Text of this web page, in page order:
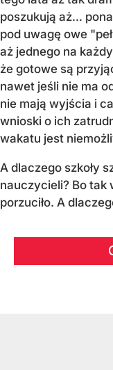
poszukują aż…
pod uwagę owe
aż jednego na
że gotowe są
nawet jeśli nie ma
nie mają wyjścia i
wnioski o ich
wakatu jest
A dlaczego szkoły
nauczycieli? Bo tak
porzuciło. A